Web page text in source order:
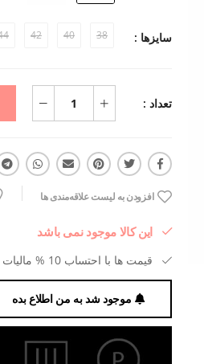
سایزها : 38
40
42
تعداد :
افزودن به لیست علاقه‌مندی ها
این کالا موجود نمی باشد
قیمت ها با احتساب 10 % مالیات بر ارزش افزوده می باشد.
موجود شد به من اطلاع بده